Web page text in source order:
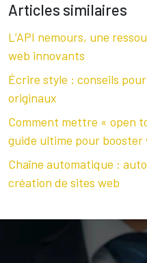
Articles similaires
L’API nemours, une
web innovants
Écrire style : conseils
originaux
Comment mettre « open
guide ultime pour
Chaîne automatique :
création de sites web